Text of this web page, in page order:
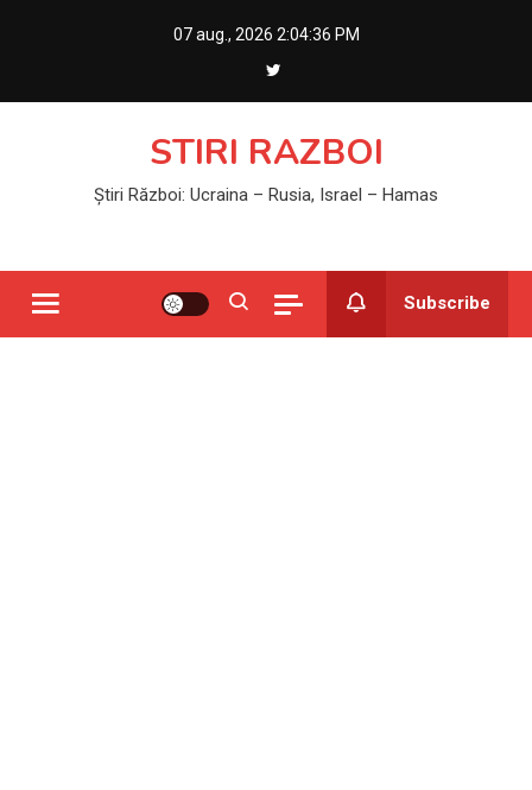
07 aug., 2026 2:04:36 PM
STIRI RAZBOI
Știri Război: Ucraina – Rusia, Israel – Hamas
Subscribe